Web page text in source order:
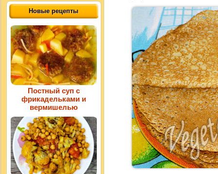
Новые рецепты
Постный суп с
фрикадельками и
вермишелью